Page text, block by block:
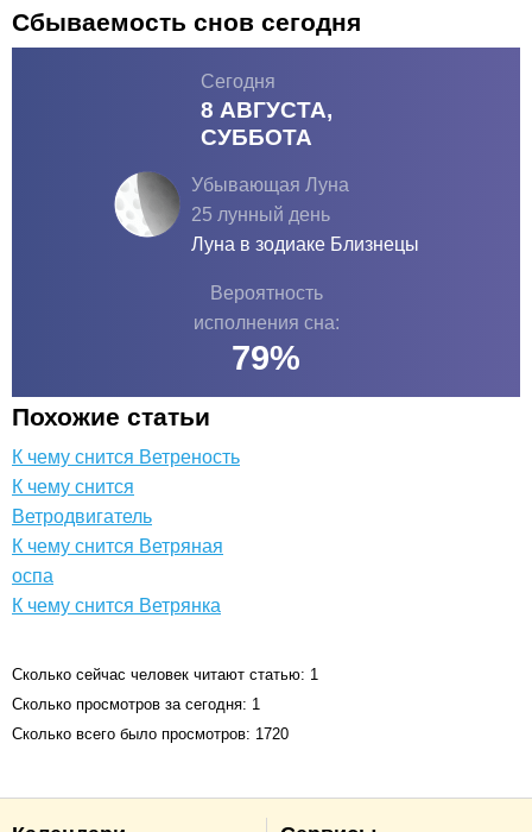
Сбываемость снов сегодня
Сегодня
8 АВГУСТА,
СУББОТА
Убывающая Луна
25 лунный день
Луна в зодиаке Близнецы
Вероятность
исполнения сна:
79%
Похожие статьи
К чему снится Ветреность
К чему снится
Ветродвигатель
К чему снится Ветряная
оспа
К чему снится Ветрянка
Сколько сейчас человек читают статью: 1
Сколько просмотров за сегодня: 1
Сколько всего было просмотров: 1720